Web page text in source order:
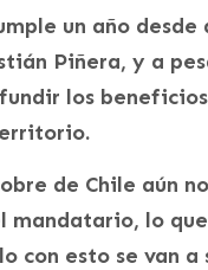
un año
Piñera, y a
los
de Chile aún
mandatario, lo
con esto se van